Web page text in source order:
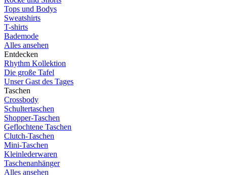
Tops und Bodys
Sweatshirts
T-shirts
Bademode
Alles ansehen
Entdecken
Rhythm Kollektion
Die große Tafel
Unser Gast des Tages
Taschen
Crossbody
Schultertaschen
Shopper-Taschen
Geflochtene Taschen
Clutch-Taschen
Mini-Taschen
Kleinlederwaren
Taschenanhänger
Alles ansehen